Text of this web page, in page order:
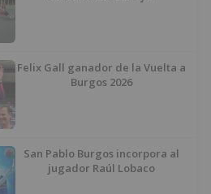
Felix Gall ganador de la Vuelta a
Burgos 2026
San Pablo Burgos incorpora al
jugador Raúl Lobaco